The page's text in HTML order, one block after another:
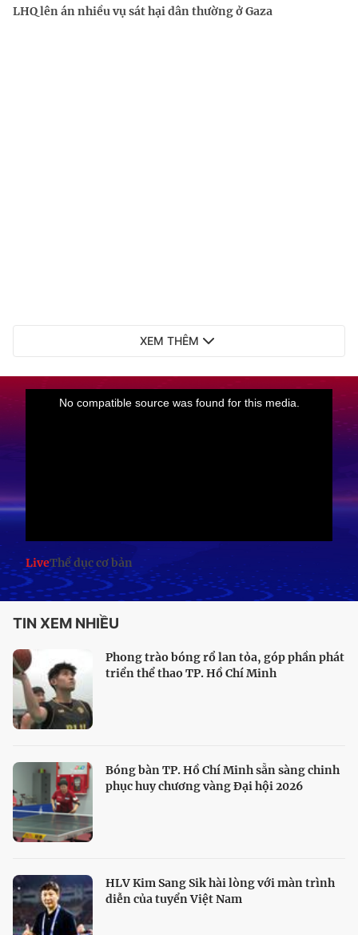
LHQ lên án nhiều vụ sát hại dân thường ở Gaza
XEM THÊM
LiveThể dục cơ bản
TIN XEM NHIỀU
Phong trào bóng rổ lan tỏa, góp phần phát
triển thể thao TP. Hồ Chí Minh
Bóng bàn TP. Hồ Chí Minh sẵn sàng chinh
phục huy chương vàng Đại hội 2026
HLV Kim Sang Sik hài lòng với màn trình
diễn của tuyển Việt Nam